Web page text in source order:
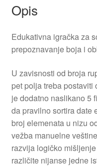
Opis
Edukativna igračka za
prepoznavanje boja i
U zavisnosti od broja
pet polja treba
je dodatno naslikano 5
da pravilno sortira date
broj elemenata u nizu
vežba manuelne
razvija logičko
različite nijanse jedne